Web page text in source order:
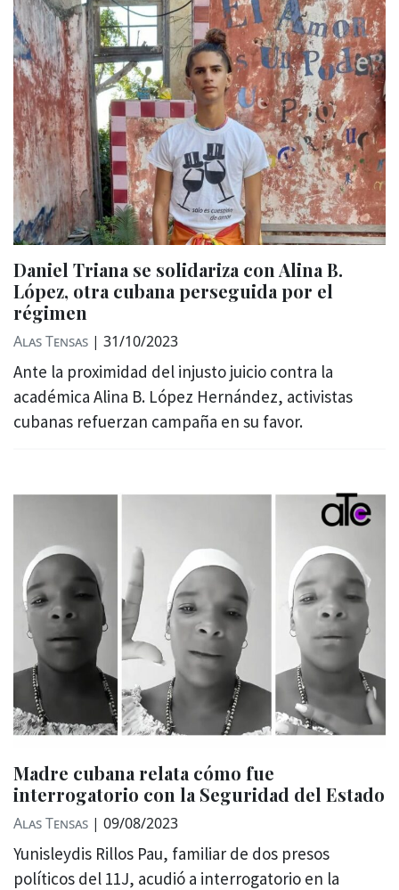
Daniel Triana se solidariza con Alina B.
López, otra cubana perseguida por el
régimen
Alas Tensas | 31/10/2023
Ante la proximidad del injusto juicio contra la
académica Alina B. López Hernández, activistas
cubanas refuerzan campaña en su favor.
Madre cubana relata cómo fue
interrogatorio con la Seguridad del Estado
Alas Tensas | 09/08/2023
Yunisleydis Rillos Pau, familiar de dos presos
políticos del 11J, acudió a interrogatorio en la